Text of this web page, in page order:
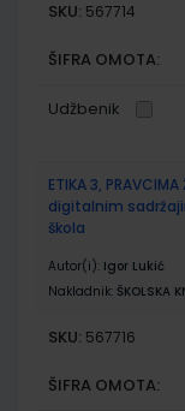
SKU: 567714
ŠIFRA OMOTA:
Udžbenik
ETIKA 3,
digitalnim
škola
Autor(i): Igor Lukić
Nakladnik: ŠKOLSKA
SKU: 567716
ŠIFRA OMOTA: